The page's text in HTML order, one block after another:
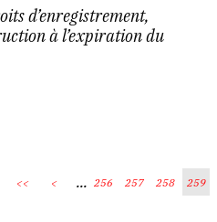
d’enregistrement,
à l’expiration du
<< < ... 256 257 258 259